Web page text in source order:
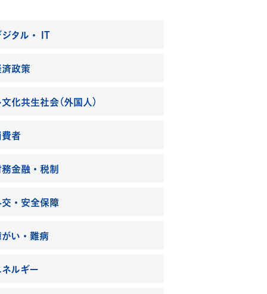
タル・ IT
政策
化共生社会（外国人）
者
金融・税制
・安全保障
い・難病
ルギー